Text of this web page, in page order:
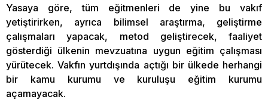
Yasaya göre, tüm eğitmenleri de yine bu vakıf
yetiştirirken, ayrıca bilimsel araştırma, geliştirme
çalışmaları yapacak, metod geliştirecek, faaliyet
gösterdiği ülkenin mevzuatına uygun eğitim çalışması
yürütecek. Vakfın yurtdışında açtığı bir ülkede herhangi
bir kamu kurumu ve kuruluşu eğitim kurumu
açamayacak.